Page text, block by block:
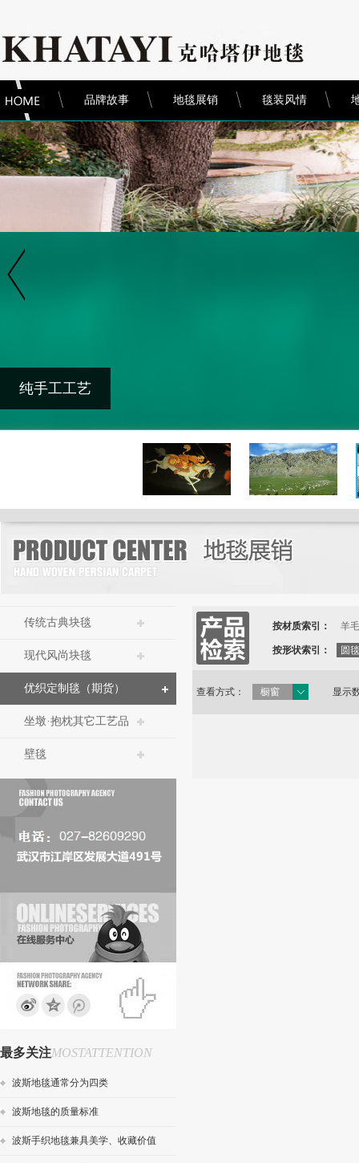
品牌故事 地毯展销 毯装风情
纯手工工艺
传统古典块毯
现代风尚块毯
优织定制毯（期货）
坐墩·抱枕其它工艺品
壁毯
最多关注MOSTATTENTION
波斯地毯通常分为四类
波斯地毯的质量标准
波斯手织地毯兼具美学、收藏价值
按材质索引： 羊
按形状索引： 圆毯
查看方式： 橱窗 显示